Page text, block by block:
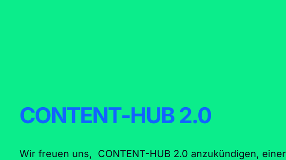
CONTENT-HUB 2.0
Wir freuen uns, CONTENT-HUB 2.0 anzukündigen, einer